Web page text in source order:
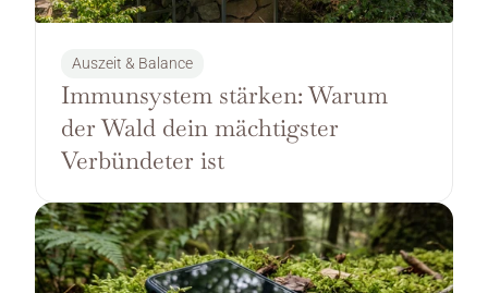
Auszeit & Balance
Immunsystem stärken: Warum
der Wald dein mächtigster
Verbündeter ist